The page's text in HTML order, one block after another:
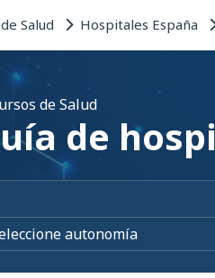
Salud Hospitales España
de Salud
de